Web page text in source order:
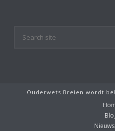
Ouderwets Breien wordt